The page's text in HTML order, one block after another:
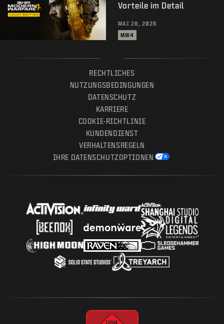
Vorteile im Detail
MAI 28, 2026
MW4
RECHTLICHES
NUTZUNGSBEDINGUNGEN
DATENSCHUTZ
KARRIERE
COOKIE-RICHTLINIE
KUNDENDIENST
VERHALTENSREGELN
IHRE DATENSCHUTZOPTIONEN